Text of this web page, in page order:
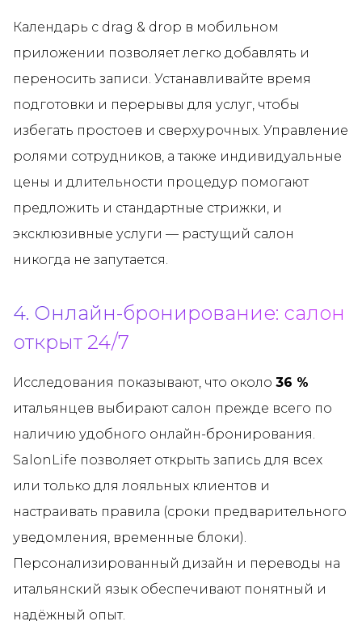
Календарь с drag & drop в мобильном
приложении позволяет легко добавлять и
переносить записи. Устанавливайте время
подготовки и перерывы для услуг, чтобы
избегать простоев и сверхурочных. Управление
ролями сотрудников, а также индивидуальные
цены и длительности процедур помогают
предложить и стандартные стрижки, и
эксклюзивные услуги — растущий салон
никогда не запутается.
4. Онлайн-бронирование: салон
открыт 24/7
Исследования показывают, что около 36 %
итальянцев выбирают салон прежде всего по
наличию удобного онлайн-бронирования.
SalonLife позволяет открыть запись для всех
или только для лояльных клиентов и
настраивать правила (сроки предварительного
уведомления, временные блоки).
Персонализированный дизайн и переводы на
итальянский язык обеспечивают понятный и
надёжный опыт.